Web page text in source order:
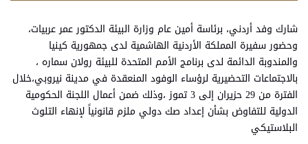
شارك وفد أردني، برئاسة أمين عام وزارة البيئة الدكتور عمر عربيات،
وحضور سفيرة المملكة الأردنية الهاشمية لدى جمهورية كينيا
والمندوبة الدائمة لدى برنامج الأمم المتحدة للبيئة رولان سماره ،
بالاجتماعات التحضيرية لرؤساء الوفود المنعقدة في مدينة نيروبي،خلال
الفترة من 29 حزيران إلى 3 تموز ،وذلك ضمن أعمال اللجنة الحكومية
الدولية للتفاوض بشأن إعداد صك دولي ملزم قانونياً لإنهاء التلوث
البلاستيكي